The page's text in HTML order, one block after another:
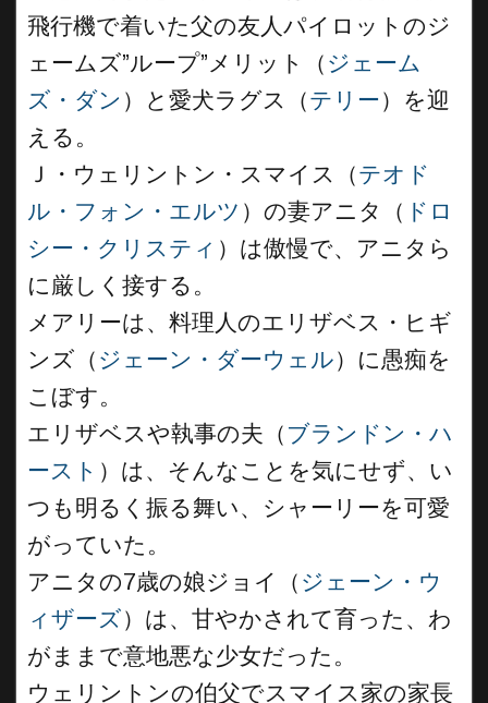
飛行機で着いた父の友人パイロットのジ
ェームズ”ループ”メリット（ ジェーム
ズ・ダン ）と愛犬ラグス（テリー）を迎
える。
Ｊ・ウェリントン・スマイス（テオド
ル・フォン・エルツ ）の妻アニタ（ ドロ
シー・クリスティ ）は傲慢で、アニタら
に厳しく接する。
メアリーは、料理人のエリザベス・ヒギ
ンズ（ ジェーン・ダーウェル）に愚痴を
こぼす。
エリザベスや執事の夫（ ブランドン・ハ
ースト ）は、そんなことを気にせず、い
つも明るく振る舞い、シャーリーを可愛
がっていた。
アニタの7歳の娘ジョイ（ ジェーン・ウ
ィザーズ）は、甘やかされて育った、わ
がままで意地悪な少女だった。
ウェリントンの伯父でスマイス家の家長